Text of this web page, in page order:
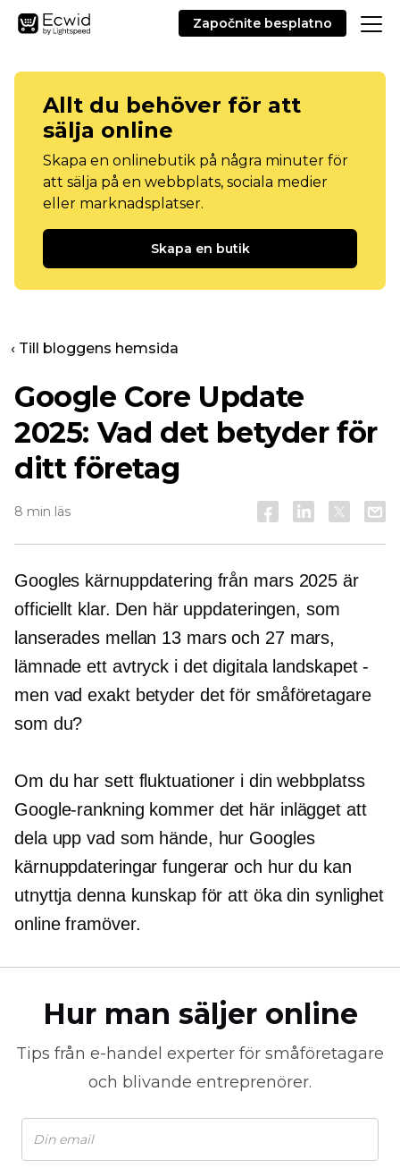
Započnite besplatno
Allt du behöver för att
sälja online
Skapa en onlinebutik på några minuter för
att sälja på en webbplats, sociala medier
eller marknadsplatser.
Skapa en butik
‹ Till bloggens hemsida
Google Core Update
2025: Vad det betyder för
ditt företag
8 min läs
Googles kärnuppdatering från mars 2025 är
officiellt klar. Den här uppdateringen, som
lanserades mellan 13 mars och 27 mars,
lämnade ett avtryck i det digitala landskapet -
men vad exakt betyder det för småföretagare
som du?
Om du har sett fluktuationer i din webbplatss
Google-rankning kommer det här inlägget att
dela upp vad som hände, hur Googles
kärnuppdateringar fungerar och hur du kan
utnyttja denna kunskap för att öka din synlighet
online framöver.
Hur man säljer online
Tips från e-handel experter för småföretagare
och blivande entreprenörer.